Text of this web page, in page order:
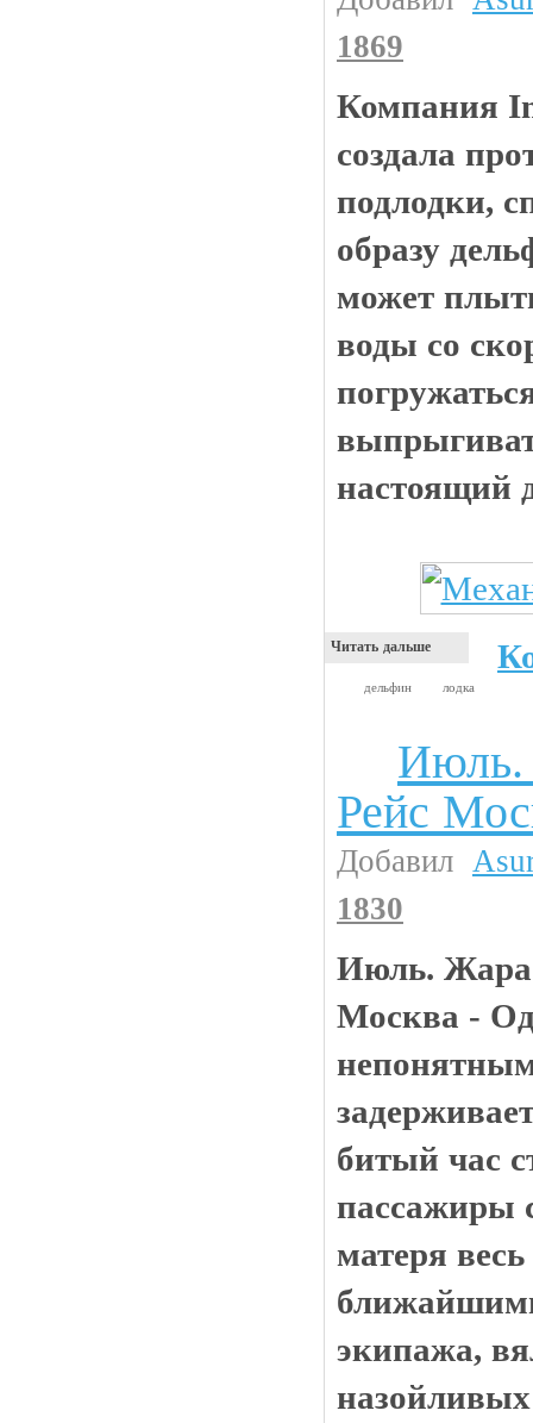
1869
Компания
создала
подлодки,
образу
может
воды со
настоящий
Читать дальше
дельфин лодка
Июль.
Рейс
Добавил
1830
Июль.
Москва -
битый час
пассажиры
матеря
экипажа,